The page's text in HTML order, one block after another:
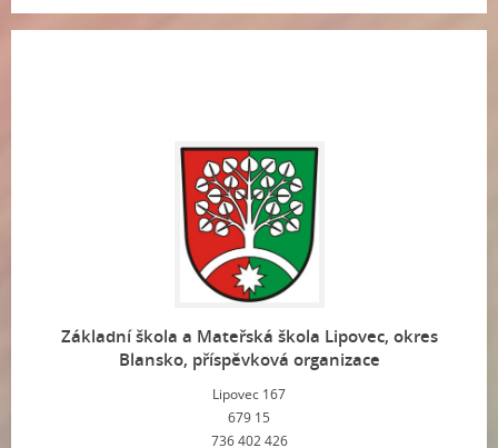
Základní škola a Mateřská škola Lipovec, okres
Blansko, příspěvková organizace
Lipovec 167
679 15
736 402 426